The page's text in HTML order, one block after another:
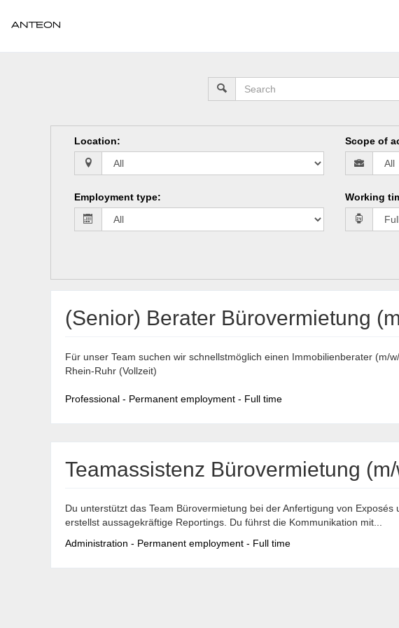
Location: Scope of
Employment type: Working
(Senior) Berater Bürovermietung
Für unser Team suchen wir schnellstmöglich einen Immobilienberater (m/
Rhein-Ruhr (Vollzeit)
Professional - Permanent employment - Full time
Teamassistenz Bürovermietung
Du unterstützt das Team Bürovermietung bei der Anfertigung von Exposés
erstellst aussagekräftige Reportings. Du führst die Kommunikation mit...
Administration - Permanent employment - Full time